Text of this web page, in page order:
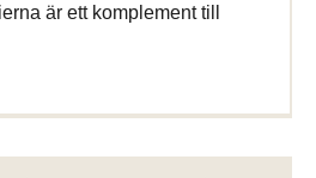
är ett komplement till